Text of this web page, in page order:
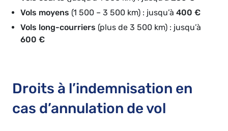
Vols moyens (1 500 – 3 500 km) : jusqu’à 400 €
Vols long-courriers (plus de 3 500 km) : jusqu’à
600 €
Droits à l’indemnisation en
cas d’annulation de vol